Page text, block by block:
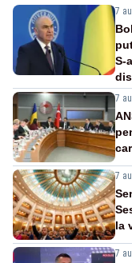
7
S-
7
7
la
7